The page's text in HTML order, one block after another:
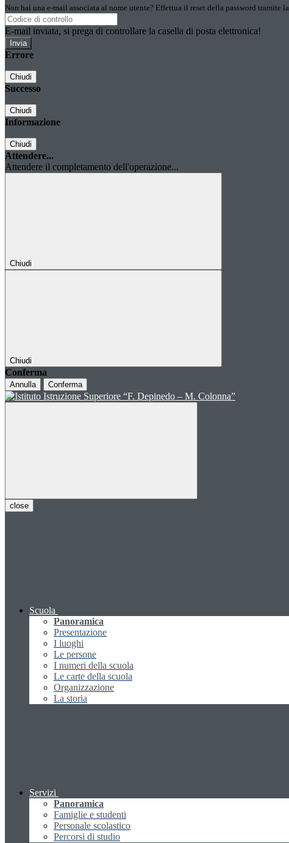
Non hai una e-mail associata al nome utente? Effettua il reset della password tramite la
E-mail inviata, si prega di controllare la casella di posta elettronica!
Errore
Chiudi
Successo
Chiudi
Informazione
Chiudi
Attendere...
Attendere il completamento dell'operazione...
Chiudi
Chiudi
Conferma
Annulla Conferma
close
Scuola
Panoramica
Presentazione
I luoghi
Le persone
I numeri della scuola
Le carte della scuola
Organizzazione
La storia
Servizi
Panoramica
Famiglie e studenti
Personale scolastico
Percorsi di studio